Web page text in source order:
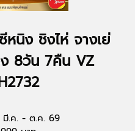
หนิง ชิงไห่ จางเย่
8วัน 7คืน VZ
มี.ค. - ต.ค. 69